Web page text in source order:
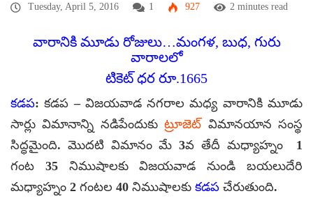
Tuesday, April 5, 2016 1 927 2 minutes read
వారానికి మూడు రోజులు…మంగళ, బుధ, గురు
వారాలలో
టికెట్ ధర రూ.1665
కడప: కడప – విజయవాడ నగరాల మధ్య వారానికి మూడు
సార్లు విమానాన్ని నడిపేందుకుట్రూజెట్విమానయాన సంస్థ
సిద్ధమైంది. మొదటి విమానం మే 3వ తేదీ మధ్యాహ్నం 1
గంట 35 నిముషాలకు విజయవాడ నుండి బయలుదేరి
మధ్యాహ్నం 2 గంటల 40 నిముషాలకు కడప చేరుతుంది.